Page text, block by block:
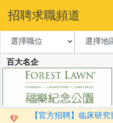
招聘求職頻道
百大名企
【官方招聘】临床研